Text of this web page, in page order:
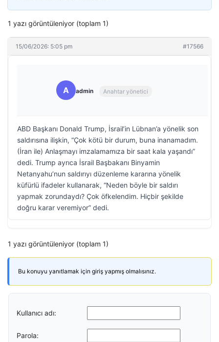
1 yazı görüntüleniyor (toplam 1)
15/06/2026: 5:05 pm #17566
A admin Anahtar yönetici
ABD Başkanı Donald Trump, İsrail’in Lübnan’a yönelik son
saldırısına ilişkin, “Çok kötü bir durum, buna inanamadım.
(İran ile) Anlaşmayı imzalamamıza bir saat kala yaşandı”
dedi. Trump ayrıca İsrail Başbakanı Binyamin
Netanyahu’nun saldırıyı düzenleme kararına yönelik
küfürlü ifadeler kullanarak, “Neden böyle bir saldırı
yapmak zorundaydı? Çok öfkelendim. Hiçbir şekilde
doğru karar veremiyor” dedi.
1 yazı görüntüleniyor (toplam 1)
Bu konuyu yanıtlamak için giriş yapmış olmalısınız.
Kullanıcı adı:
Parola: